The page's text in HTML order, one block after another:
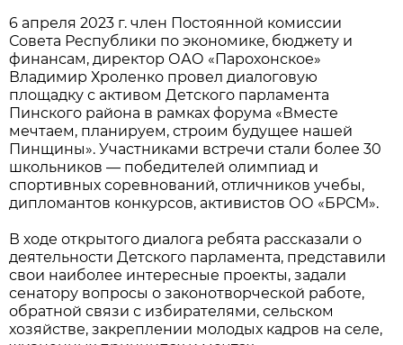
6 апреля 2023 г. член Постоянной комиссии
Совета Республики по экономике, бюджету и
финансам, директор ОАО «Парохонское»
Владимир Хроленко провел диалоговую
площадку с активом Детского парламента
Пинского района в рамках форума «Вместе
мечтаем, планируем, строим будущее нашей
Пинщины». Участниками встречи стали более 30
школьников — победителей олимпиад и
спортивных соревнований, отличников учебы,
дипломантов конкурсов, активистов ОО «БРСМ».
В ходе открытого диалога ребята рассказали о
деятельности Детского парламента, представили
свои наиболее интересные проекты, задали
сенатору вопросы о законотворческой работе,
обратной связи с избирателями, сельском
хозяйстве, закреплении молодых кадров на селе,